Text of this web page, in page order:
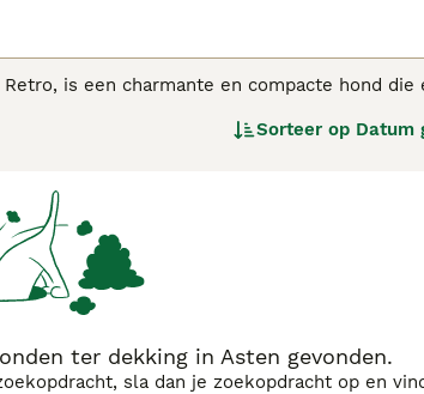
is een charmante en compacte hond die
kleuren voorkomt, waaronder
Sorteer op Datum
ter dekking in Asten gevonden.
sla dan je zoekopdracht op en